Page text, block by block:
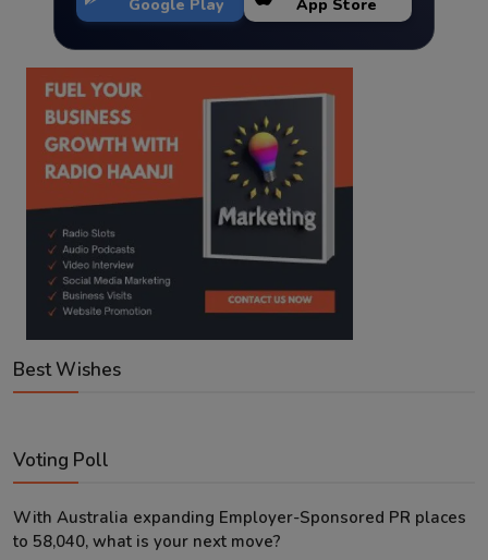
Google Play App Store
Best Wishes
Voting Poll
With Australia expanding Employer-Sponsored PR places
to 58,040, what is your next move?